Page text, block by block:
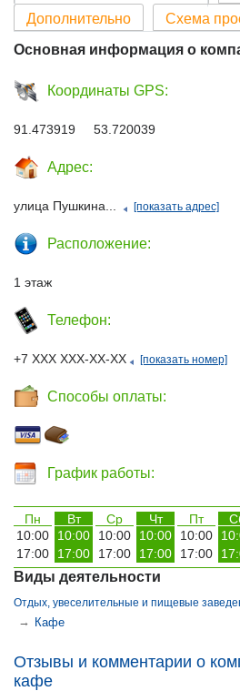
Дополнительно
Схема
Основная информация о
Координаты GPS:
91.473919 53.720039
Адрес:
улица Пушкина... [показать адрес]
Расположение:
1 этаж
Телефон:
+7 ХХХ ХХХ-ХХ-ХХ [показать номер]
Способы оплаты:
График работы:
Пн Вт Ср Чт Пт
10:00
10:00 10:00 10:00 10:00
17:00
17:00 17:00 17:00 17:00
Виды деятельности
Отдых, увеселительные и пищевые
→ Кафе
Отзывы и комментарии о
кафе